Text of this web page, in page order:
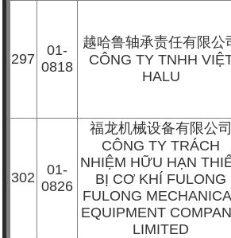
297
01-
0818
越哈鲁轴承责任有限公
CÔNG TY TNHH
HALU
302
01-
0826
福龙机械设备有限公司
CÔNG TY TRÁCH
NHIỆM HỮU HẠN
BỊ CƠ KHÍ FULONG
FULONG
EQUIPMENT
LIMITED